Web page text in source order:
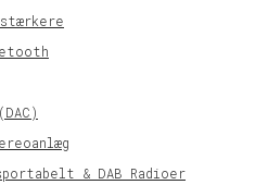
& DAB Radioer